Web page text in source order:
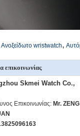
Ανοξείδωτο wristwatch,
επικοινωνίας
Skmei Watch Co.,
Επικοινωνίας: Mr. ZENG